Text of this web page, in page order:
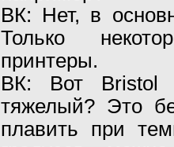
ВК: Нет, в
Только
принтеры.
ВК: Вот Bristol
тяжелый? Это
плавить при